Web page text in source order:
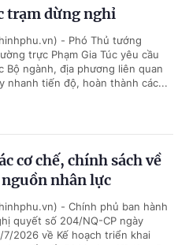
trạm dừng nghỉ
- Phó Thủ tướng
trực Phạm Gia Túc yêu cầu
Bộ ngành, địa phương liên quan
nhanh tiến độ, hoàn thành các...
cơ chế, chính sách về
nhân lực
- Chính phủ ban hành
quyết số 204/NQ-CP ngày
7/2026 về Kế hoạch triển khai